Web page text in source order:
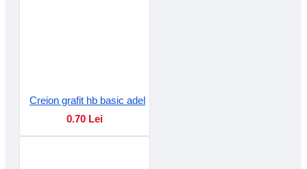
Creion grafit hb basic adel
0.70 Lei